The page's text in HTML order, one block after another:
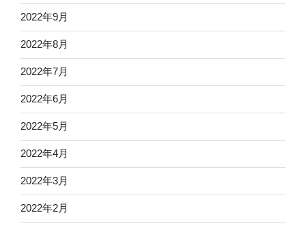
2022年9月
2022年8月
2022年7月
2022年6月
2022年5月
2022年4月
2022年3月
2022年2月